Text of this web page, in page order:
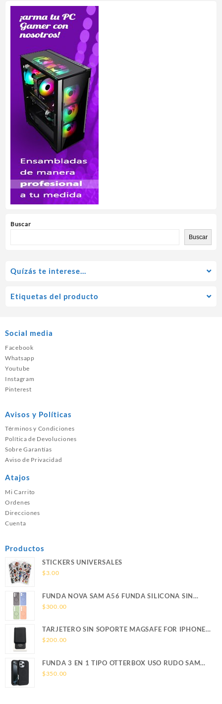
Buscar
Buscar
Quízás te interese…
Etiquetas del producto
Social media
Facebook
Whatsapp
Youtube
Instagram
Pinterest
Avisos y Políticas
Términos y Condiciones
Política de Devoluciones
Sobre Garantías
Aviso de Privacidad
Atajos
Mi Carrito
Ordenes
Direcciones
Cuenta
Productos
STICKERS UNIVERSALES
$3.00
FUNDA NOVA SAM A56 FUNDA SILICONA SIN
SOPORTE MAGNETICO SAMSUNG
$300.00
TARJETERO SIN SOPORTE MAGSAFE FOR IPHONE
LEATHER WALLET MAGSAFE
$200.00
FUNDA 3 EN 1 TIPO OTTERBOX USO RUDO SAM
S26 ULTRA SAMSUNG S26 ULTRA
$350.00